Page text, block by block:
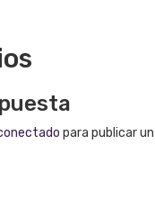
para publicar